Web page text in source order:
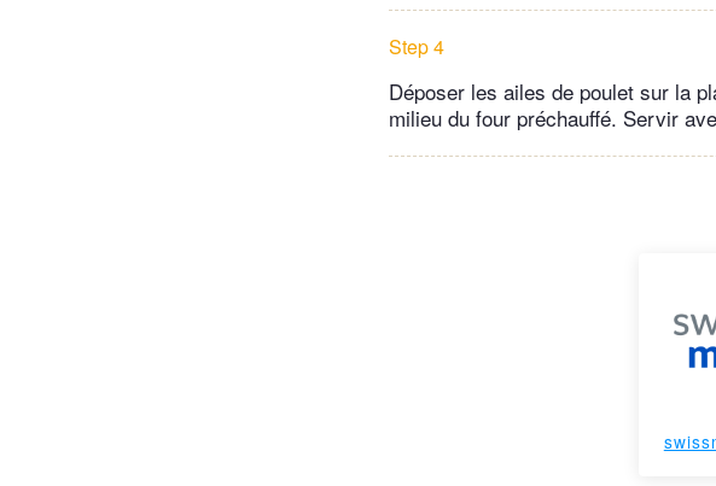
Step 4
Déposer les ailes de poulet sur la
milieu du four préchauffé. Servir